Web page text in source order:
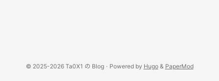
© 2025-2026 Ta0X1 の Blog · Powered by Hugo& PaperMod